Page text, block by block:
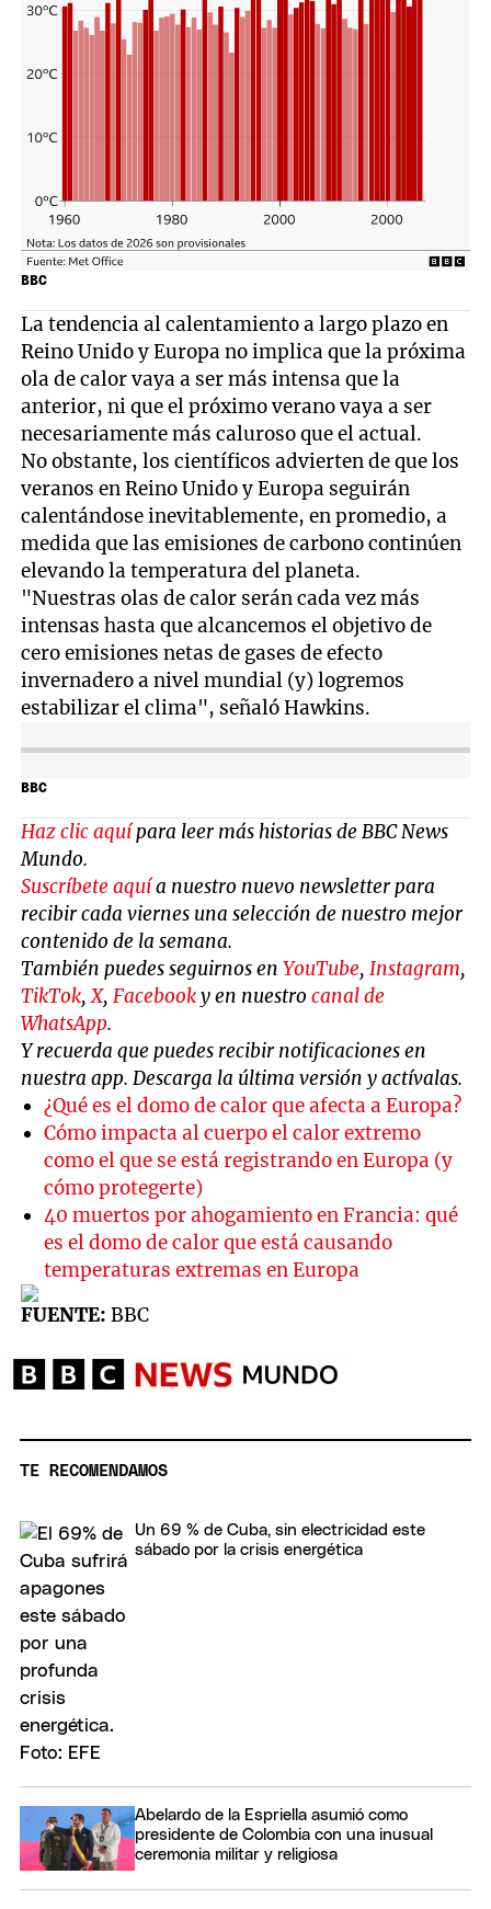
BBC
La tendencia al calentamiento a largo plazo en
Reino Unido y Europa no implica que la próxima
ola de calor vaya a ser más intensa que la
anterior, ni que el próximo verano vaya a ser
necesariamente más caluroso que el actual.
No obstante, los científicos advierten de que los
veranos en Reino Unido y Europa seguirán
calentándose inevitablemente, en promedio, a
medida que las emisiones de carbono continúen
elevando la temperatura del planeta.
"Nuestras olas de calor serán cada vez más
intensas hasta que alcancemos el objetivo de
cero emisiones netas de gases de efecto
invernadero a nivel mundial (y) logremos
estabilizar el clima", señaló Hawkins.
BBC
Haz clic aquípara leer más historias de BBC News
Mundo.
Suscríbete aquía nuestro nuevo newsletter para
recibir cada viernes una selección de nuestro mejor
contenido de la semana.
También puedes seguirnos enYouTube,Instagram,
TikTok,X,Facebooky en nuestrocanal de
WhatsApp.
Y recuerda que puedes recibir notificaciones en
nuestra app. Descarga la última versión y actívalas.
¿Qué es el domo de calor que afecta a Europa?
Cómo impacta al cuerpo el calor extremo
como el que se está registrando en Europa (y
cómo protegerte)
40 muertos por ahogamiento en Francia: qué
es el domo de calor que está causando
temperaturas extremas en Europa
FUENTE: BBC
TE RECOMENDAMOS
Un 69 % de Cuba, sin electricidad este
sábado por la crisis energética
Abelardo de la Espriella asumió como
presidente de Colombia con una inusual
ceremonia militar y religiosa